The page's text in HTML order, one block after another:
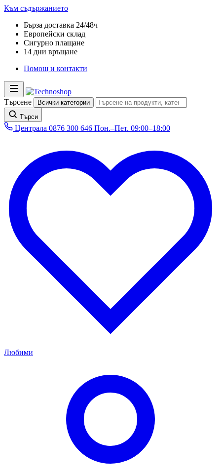
Към съдържанието
Бърза доставка 24/48ч
Европейски склад
Сигурно плащане
14 дни връщане
Помощ и контакти
Търсене
Всички категории
Търси
Централа 0876 300 646 Пон.–Пет. 09:00–18:00
Любими